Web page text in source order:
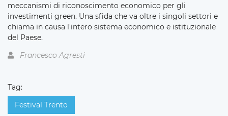
meccanismi di riconoscimento economico per gli
investimenti green. Una sfida che va oltre i singoli settori e
chiama in causa l'intero sistema economico e istituzionale
del Paese.
Francesco Agresti
Tag:
Festival Trento